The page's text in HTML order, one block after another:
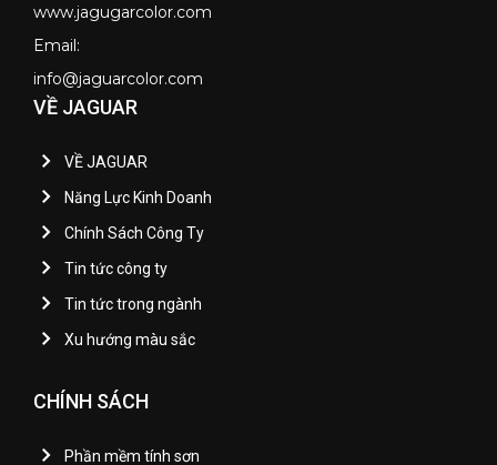
www.jagugarcolor.com
Email:
info@jaguarcolor.com
VỀ JAGUAR
VỀ JAGUAR
Năng Lực Kinh Doanh
Chính Sách Công Ty
Tin tức công ty
Tin tức trong ngành
Xu hướng màu sắc
CHÍNH SÁCH
Phần mềm tính sơn